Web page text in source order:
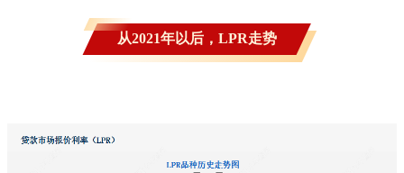
从2021年以后，LPR走势